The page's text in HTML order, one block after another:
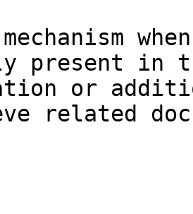
present in
or